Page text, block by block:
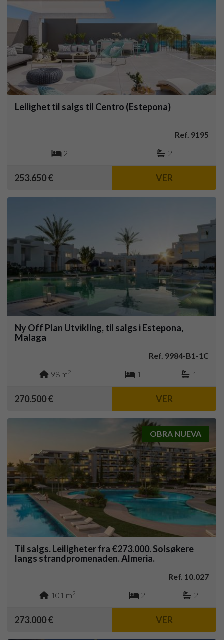
Leilighet til salgs til Centro (Estepona)
Ref. 9195
2
2
253.650 € VER
Ny Off Plan Utvikling, til salgs i Estepona,
Malaga
Ref. 9984-B1-1C
98 m2 1 1
270.500 € VER
OBRA NUEVA
Til salgs. Leiligheter fra €273.000. Solsøkere
langs strandpromenaden. Almeria.
Ref. 10.027
101 m2 2 2
273.000 € VER